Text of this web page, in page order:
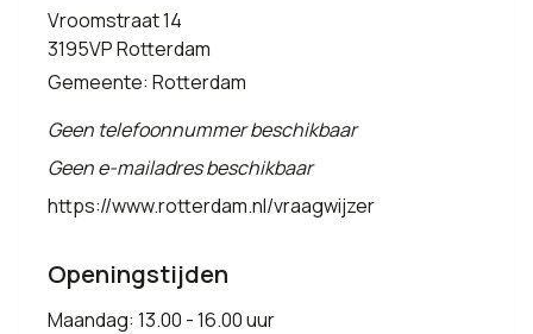
Vroomstraat 14
3195VP Rotterdam
Gemeente: Rotterdam
Geen telefoonnummer beschikbaar
Geen e-mailadres beschikbaar
https://www.rotterdam.nl/vraagwijzer
Openingstijden
Maandag: 13.00 - 16.00 uur